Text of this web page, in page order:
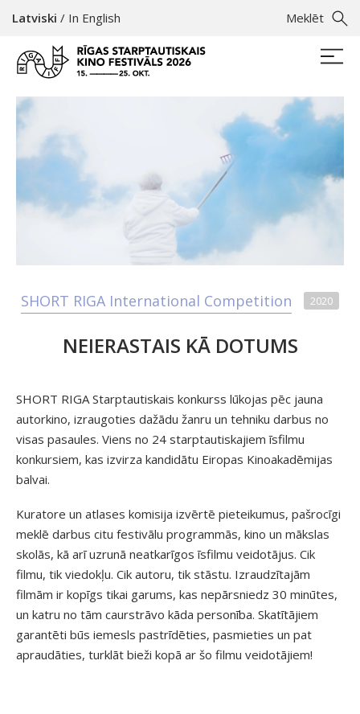
Meklēt
Latviski / In English
SHORT RIGA International Competition 2020
NEIERASTAIS KĀ DOTUMS
SHORT RIGA Starptautiskais konkurss lūkojas pēc jauna
autorkino, izraugoties dažādu žanru un tehniku darbus no
visas pasaules. Viens no 24 starptautiskajiem īsfilmu
konkursiem, kas izvirza kandidātu Eiropas Kinoakadēmijas
balvai.
Kuratore un atlases komisija izvērtē pieteikumus, pašrocīgi
meklē darbus citu festivālu programmās, kino un mākslas
skolās, kā arī uzrunā neatkarīgos īsfilmu veidotājus. Cik
filmu, tik viedokļu. Cik autoru, tik stāstu. Izraudzītajām
filmām ir kopīgs tikai garums, kas nepārsniedz 30 minūtes,
un katru no tām caurstrāvo kāda personība. Skatītājiem
garantēti būs iemesls pastrīdēties, pasmieties un pat
apraudāties, turklāt bieži kopā ar šo filmu veidotājiem!